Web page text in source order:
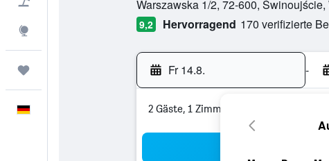
Warszawska 1/2, 72-600,
9,2 Hervorragend 170 verifizierte
Fr 14.8. -
2 Gäste, 1 Zimmer